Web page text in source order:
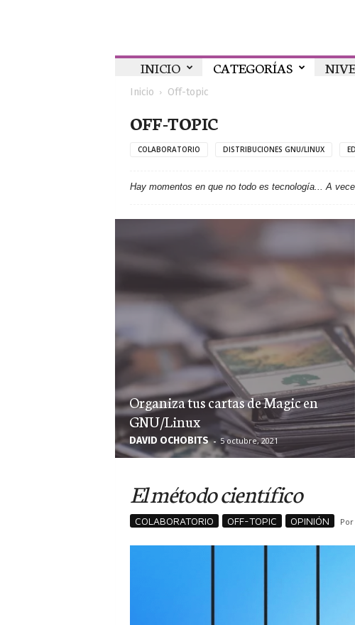
Colaboratorio
INICIO CATEGORÍAS
Inicio Off-topic
OFF-TOPIC
COLABORATORIO DISTRIBUCIONES GNU/LINUX
Hay momentos en que no todo es tecnología... A
Organiza tus cartas de Magic en
GNU/Linux
DAVID OCHOBITS - 5 octubre, 2021
El método científico
COLABORATORIO OFF-TOPIC OPINIÓN Por